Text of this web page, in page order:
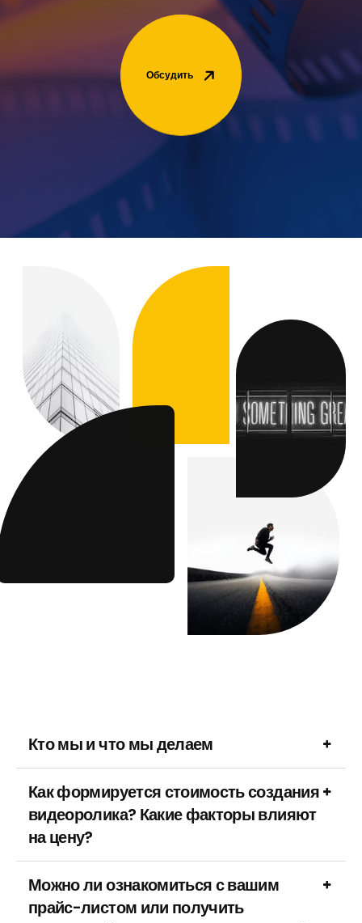
Обсудить
Кто мы и что мы делаем
Как формируется стоимость создания
видеоролика? Какие факторы влияют
на цену?
Можно ли ознакомиться с вашим
прайс-листом или получить